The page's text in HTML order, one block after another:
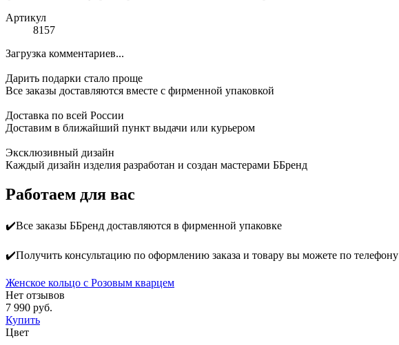
Артикул
8157
Загрузка комментариев...
Дарить подарки стало проще
Все заказы доставляются вместе c фирменной упаковкой
Доставка по всей России
Доставим в ближайший пункт выдачи или курьером
Эксклюзивный дизайн
Каждый дизайн изделия разработан и создан мастерами ББренд
Работаем для вас
✔️Все заказы ББренд доставляются в фирменной упаковке
✔️Получить консультацию по оформлению заказа и товару вы можете по телефону
Женское кольцо с Розовым кварцем
Нет отзывов
7 990 руб.
Купить
Цвет